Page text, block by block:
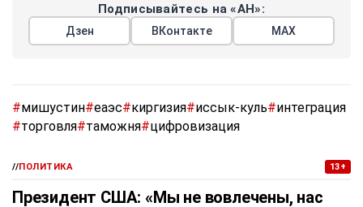
Подписывайтесь на «АН»:
Дзен ВКонтакте МАХ
#мишустин#еаэс#киргизия#иссык-куль#интеграция
#торговля#таможня#цифровизация
//ПОЛИТИКА 13+
Президент США: «Мы не вовлечены, нас